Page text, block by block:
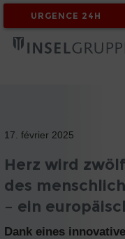
MYINSEL
URGENCE 24H
17. février 2025
Herz wird
des
– ein
Dank eines